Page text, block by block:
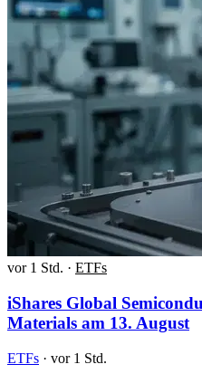
vor 1 Std. · ETFs
iShares Global
Materials am 13. August
ETFs · vor 1 Std.